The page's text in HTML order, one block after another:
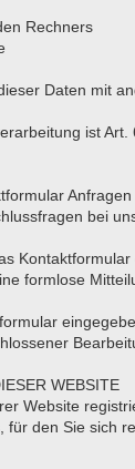
Rechners
Daten mit
ist
bei
formlose
WEBSITE
Website
für den Sie sich